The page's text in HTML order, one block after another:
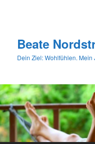
Beate
Dein Ziel: Wohlfühlen.